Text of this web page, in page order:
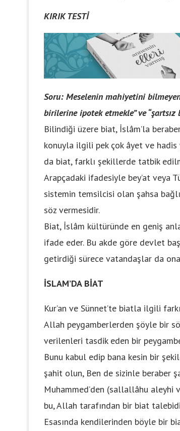
KIRIK TESTİ
Soru: Meselenin mahiyetini
birilerine ipotek etmekle” ve
Bilindiği üzere biat, İslâm’la
konuyla ilgili pek çok âyet ve hadis
da biat, farklı şekillerde tatbik
Arapçadaki ifadesiyle bey’at veya
sistemin temsilcisi olan şahsa
söz vermesidir.
Biat, İslâm kültüründe en geniş
ifade eder. Bu akde göre devlet
getirdiği sürece vatandaşlar da
İSLAM’DA BİAT
Kur’an ve Sünnet’te biatla ilgili
Allah peygamberlerden şöyle bir
verilenleri tasdik eden bir
Bunu kabul edip bana kesin bir
şahit olun, Ben de sizinle beraber
Muhammed’den (sallallâhu aleyhi
bu, Allah tarafından bir biat
Esasında kendilerinden böyle bir